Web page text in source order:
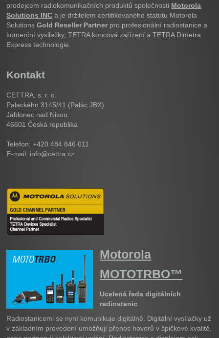
prodejcem radiokomunikačních produktů společnosti Motorola
Solutions INC a je držitelem certifikovaného statutu Motorola
SolutionsGold Reseller Partner pro profesionální radiostanice a
komerční vysilačky, TETRA koncová zařízení a TETRA Dimetra
Express technologie.
Kontakt
CETTRA, s. r. o.
Palackého 3145/41 (Palác JBX)
Jablonec nad Nisou
46601Česká republika
Telefon: +420 484 846 011
E-mail: info@cettra.cz
Motorola
MOTOTRBO™
Ucelená řada digitálních
radiostanic
Radiostanicemi se nyní komunikuje digitálně. Digitální vysílačky už
v základním provedení umožňují přenos hovorů v špičkové kvalitě,